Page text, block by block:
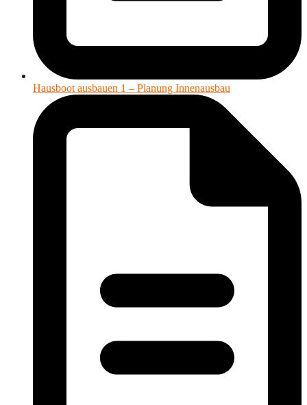
Hausboot ausbauen 1 – Planung Innenausbau